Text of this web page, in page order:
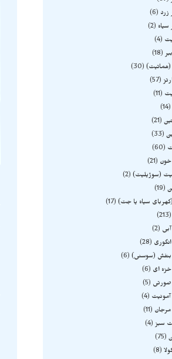
زرد
6
سیاه
2
4
18
30
57
11
14
21
33
60
21
(سوژیلیت) 2
19
سیاه یا جت) 17
213
2
28
بنفش (سوسنی) 6
ای
6
صورتی
5
4
11
سبز 4
75
8